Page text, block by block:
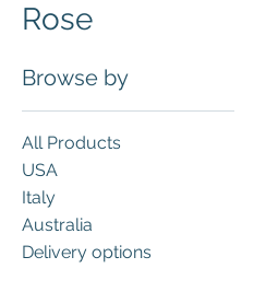
Rose
Browse by
All Products
USA
Italy
Australia
Delivery options